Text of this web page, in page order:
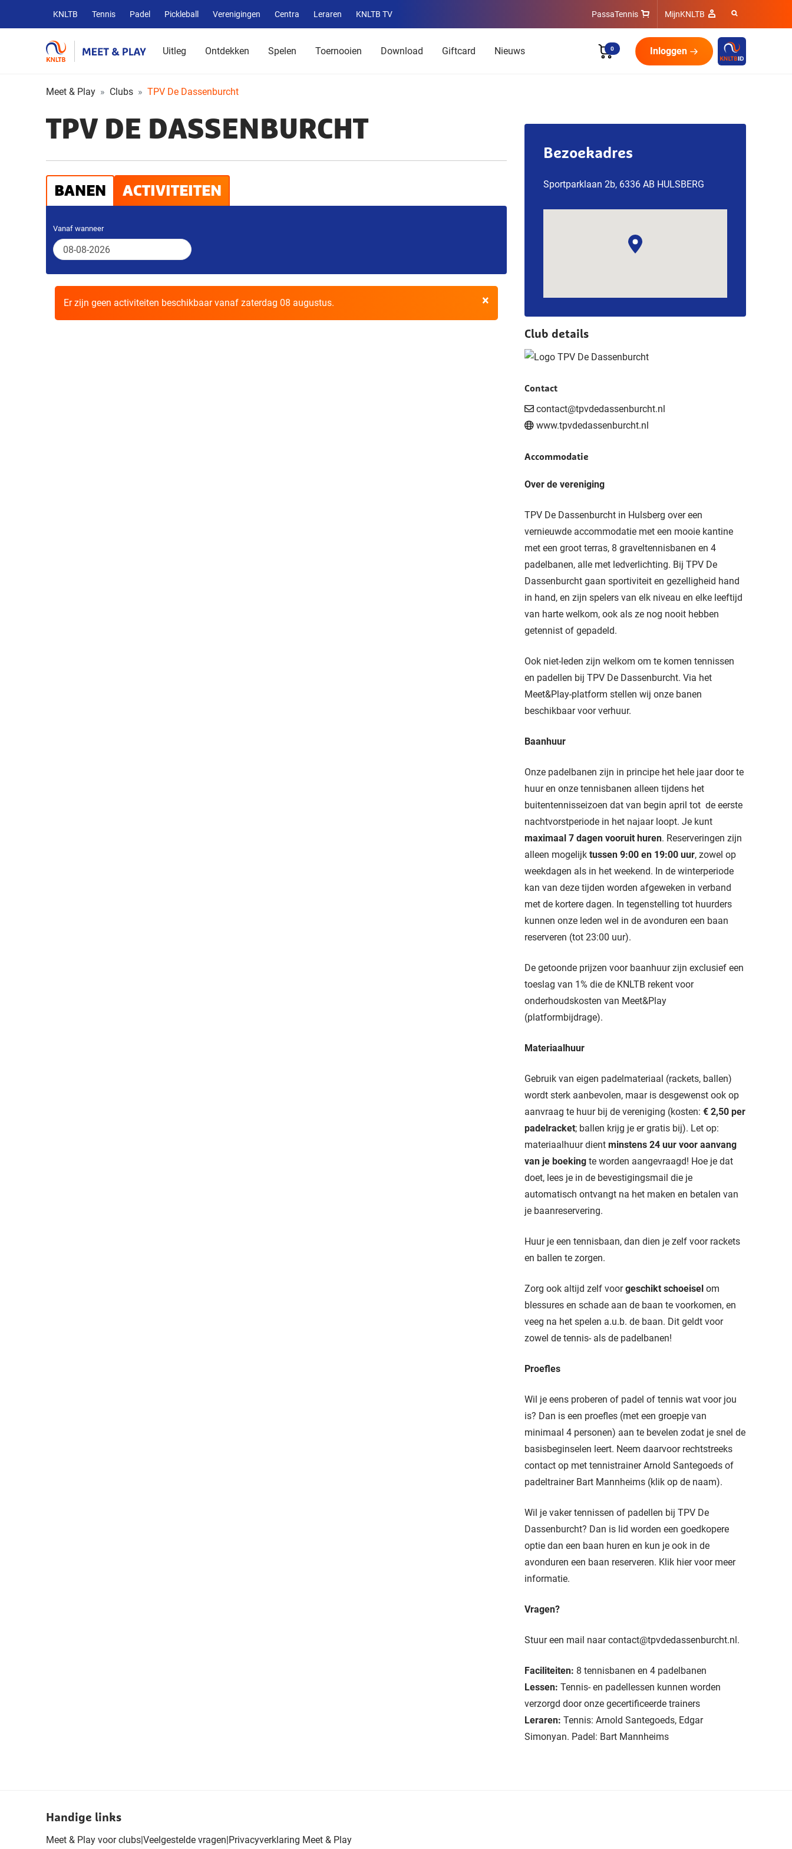
Overige
KNLTB
websites
KNLTB Tennis Padel Pickleball Verenigingen Centra Leraren KNLTB TV
Service
menu
PassaTennis MijnKNLTB
Uitleg Ontdekken Spelen Toernooien Download Giftcard Nieuws 0 Inloggen
Meet & Play Clubs TPV De Dassenburcht
TPV DE DASSENBURCHT
BANEN ACTIVITEITEN
Vanaf wanneer
×
Er zijn geen activiteiten beschikbaar vanaf zaterdag 08 augustus.
Bezoekadres
Sportparklaan 2b, 6336 AB HULSBERG
Club details
Contact
contact@tpvdedassenburcht.nl
www.tpvdedassenburcht.nl
Accommodatie
Over de vereniging
TPV De Dassenburcht in Hulsberg over een
vernieuwde accommodatie met een mooie kantine
met een groot terras, 8 graveltennisbanen en 4
padelbanen, alle met ledverlichting. Bij TPV De
Dassenburcht gaan sportiviteit en gezelligheid hand
in hand, en zijn spelers van elk niveau en elke leeftijd
van harte welkom, ook als ze nog nooit hebben
getennist of gepadeld.
Ook niet-leden zijn welkom om te komen tennissen
en padellen bij TPV De Dassenburcht. Via het
Meet&Play-platform stellen wij onze banen
beschikbaar voor verhuur.
Baanhuur
Onze padelbanen zijn in principe het hele jaar door te
huur en onze tennisbanen alleen tijdens het
buitentennisseizoen dat van begin april tot de eerste
nachtvorstperiode in het najaar loopt. Je kunt
maximaal 7 dagen vooruit huren. Reserveringen zijn
alleen mogelijk tussen 9:00 en 19:00 uur, zowel op
weekdagen als in het weekend. In de winterperiode
kan van deze tijden worden afgeweken in verband
met de kortere dagen. In tegenstelling tot huurders
kunnen onze leden wel in de avonduren een baan
reserveren (tot 23:00 uur).
De getoonde prijzen voor baanhuur zijn exclusief een
toeslag van 1% die de KNLTB rekent voor
onderhoudskosten van Meet&Play
(platformbijdrage).
Materiaalhuur
Gebruik van eigen padelmateriaal (rackets, ballen)
wordt sterk aanbevolen, maar is desgewenst ook op
aanvraag te huur bij de vereniging (kosten: € 2,50 per
padelracket; ballen krijg je er gratis bij). Let op:
materiaalhuur dient minstens 24 uur voor aanvang
van je boeking te worden aangevraagd! Hoe je dat
doet, lees je in de bevestigingsmail die je
automatisch ontvangt na het maken en betalen van
je baanreservering.
Huur je een tennisbaan, dan dien je zelf voor rackets
en ballen te zorgen.
Zorg ook altijd zelf voorgeschikt schoeisel om
blessures en schade aan de baan te voorkomen, en
veeg na het spelen a.u.b. de baan. Dit geldt voor
zowel de tennis- als de padelbanen!
Proefles
Wil je eens proberen of padel of tennis wat voor jou
is? Dan is een proefles (met een groepje van
minimaal 4 personen) aan te bevelen zodat je snel de
basisbeginselen leert. Neem daarvoor rechtstreeks
contact op met tennistrainerArnold Santegoeds of
padeltrainer Bart Mannheims (klik op de naam).
Wil je vaker tennissen of padellen bij TPV De
Dassenburcht? Dan is lid worden een goedkopere
optie dan een baan huren en kun je ook in de
avonduren een baan reserveren. Klik hier voor meer
informatie.
Vragen?
Stuur een mail naarcontact@tpvdedassenburcht.nl.
Faciliteiten: 8 tennisbanen en 4 padelbanen
Lessen: Tennis- en padellessen kunnen worden
verzorgd door onze gecertificeerde trainers
Leraren: Tennis: Arnold Santegoeds, Edgar
Simonyan. Padel: Bart Mannheims
Handige links
Meet & Play voor clubs|Veelgestelde vragen|Privacyverklaring Meet & Play